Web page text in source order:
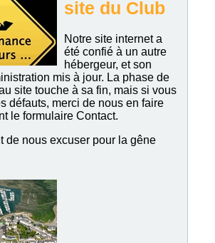
site du Club
Notre site internet a
été confié à un autre
hébergeur, et son
mis à jour. La phase de
site touche à sa fin, mais si vous
défauts, merci de nous en faire
le formulaire Contact.
de nous excuser pour la gêne